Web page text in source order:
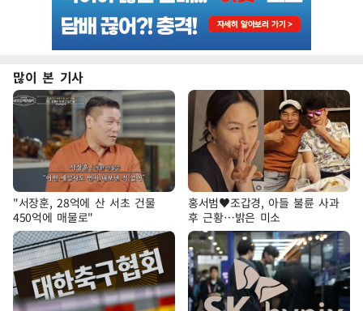
많이 본 기사
"서장훈, 28억에 산 서초 건물
450억에 매물로"
홍서범♥조갑경, 아들 불륜 사과
후 근황…밝은 미소